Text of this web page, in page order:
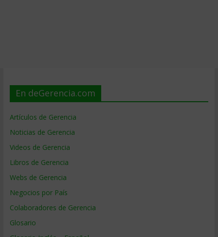
En deGerencia.com
Artículos de Gerencia
Noticias de Gerencia
Videos de Gerencia
Libros de Gerencia
Webs de Gerencia
Negocios por País
Colaboradores de Gerencia
Glosario